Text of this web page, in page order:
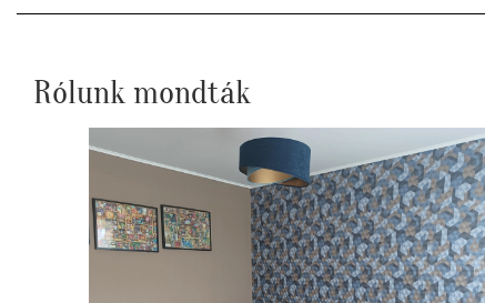
Rólunk mondták